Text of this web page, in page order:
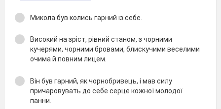
Микола був колись гарний із себе.
Високий на зріст, рівний станом, з чорними
кучерями, чорними бровами, блискучими веселими
очима й повним лицем.
Він був гарний, як чорнобривець, і мав силу
причаровувать до себе серце кожної молодої
панни.